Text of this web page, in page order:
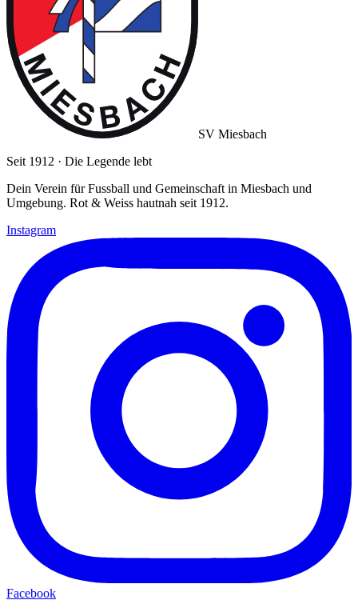
SV Miesbach
Seit 1912 · Die Legende lebt
Dein Verein für Fussball und Gemeinschaft in Miesbach und
Umgebung. Rot & Weiss hautnah seit 1912.
Instagram
Facebook